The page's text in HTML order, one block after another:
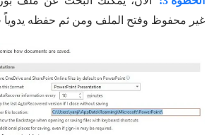
غير محفوظ وفتح الملف ومن ثم حفظه